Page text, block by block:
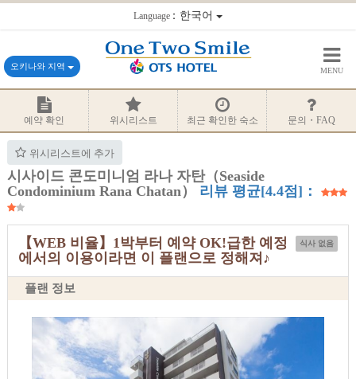
Language：한국어
오키나와 지역 MENU
예약 확인 위시리스트 최근 확인한 숙소 문의・FAQ
위시리스트에 추가
시사이드 콘도미니엄 라나 자탄（Seaside
Condominium Rana Chatan） 리뷰 평균[4.4점]：
식사 없음
【WEB 비율】1박부터 예약 OK!급한 예정
에서의 이용이라면 이 플랜으로 정해져♪
플랜 정보